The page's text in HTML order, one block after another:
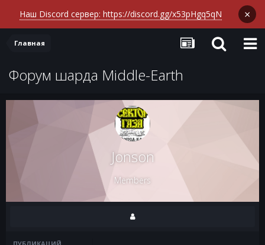
Наш Discord сервер: https://discord.gg/x53pHgq5qN ×
Главная
Форум шарда Middle-Earth
Jonson
Members